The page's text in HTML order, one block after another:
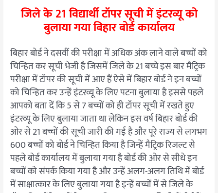
जिले के 21 विद्यार्थी टॉपर सूची में इंटरव्यू को
बुलाया गया बिहार बोर्ड कार्यालय
बिहार बोर्ड ने दसवीं की परीक्षा में अधिक अंक लाने वाले बच्चों को
चिन्हित कर सूची भेजी है जिसमें जिले के 21 बच्चे इस बार मैट्रिक
परीक्षा में टॉपर की सूची में आए हैं ऐसे में बिहार बोर्ड ने इन बच्चों
को चिन्हित कर उन्हें इंटरव्यू के लिए पटना बुलाया है इससे पहले
आपको बता दें कि 5 से 7 बच्चों को ही टॉपर सूची में रखते हुए
इंटरव्यू के लिए बुलाया जाता था लेकिन इस वर्ष बिहार बोर्ड की
ओर से 21 बच्चों की सूची जारी की गई है और पूरे राज्य से लगभग
600 बच्चों को बोर्ड ने चिन्हित किया है जिन्हें मैट्रिक रिजल्ट से
पहले बोर्ड कार्यालय में बुलाया गया है बोर्ड की ओर से सीधे इन
बच्चों को संपर्क किया गया है और उन्हें अलग-अलग तिथि में बोर्ड
में साक्षात्कार के लिए बुलाया गया है इन्हें बच्चों में से जिले के